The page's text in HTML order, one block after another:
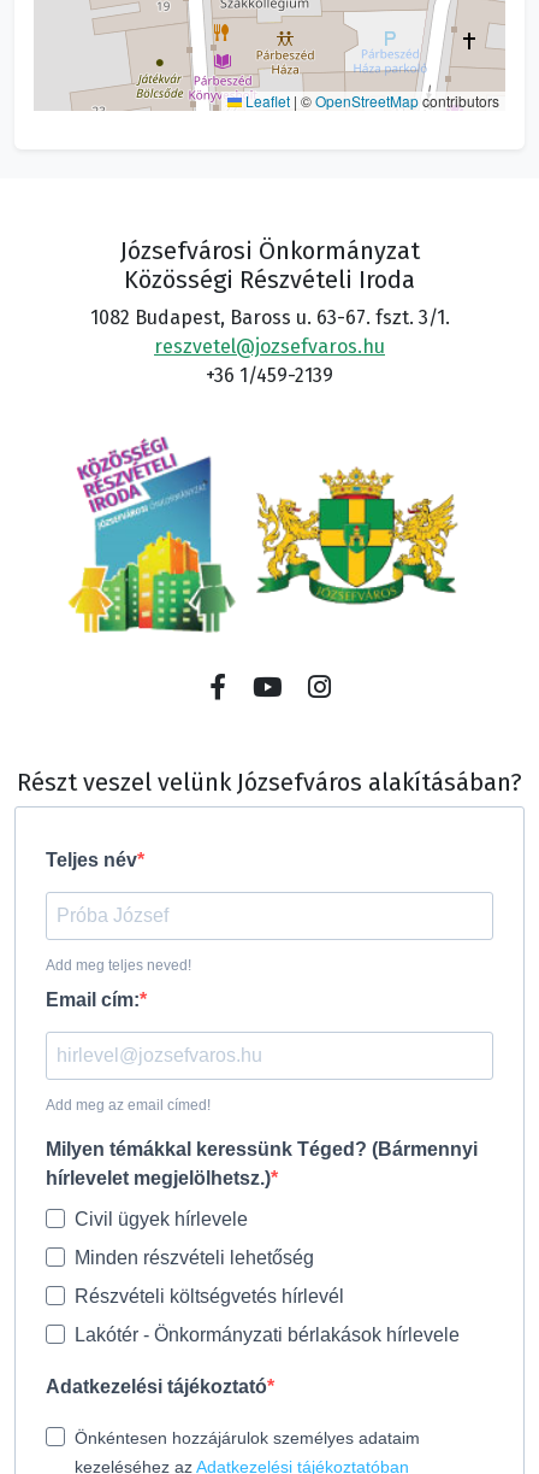
Leaflet | ©OpenStreetMapcontributors
Józsefvárosi Önkormányzat
Közösségi Részvételi Iroda
1082 Budapest, Baross u. 63-67. fszt. 3/1.
reszvetel@jozsefvaros.hu
+36 1/459-2139
Részt veszel velünk Józsefváros alakításában?
Teljes név
Add meg teljes neved!
Email cím:
Add meg az email címed!
Milyen témákkal keressünk Téged? (Bármennyi
hírlevelet megjelölhetsz.)
Civil ügyek hírlevele
Minden részvételi lehetőség
Részvételi költségvetés hírlevél
Lakótér - Önkormányzati bérlakások hírlevele
Adatkezelési tájékoztató
Önkéntesen hozzájárulok személyes adataim
kezeléséhez azAdatkezelési tájékoztatóban